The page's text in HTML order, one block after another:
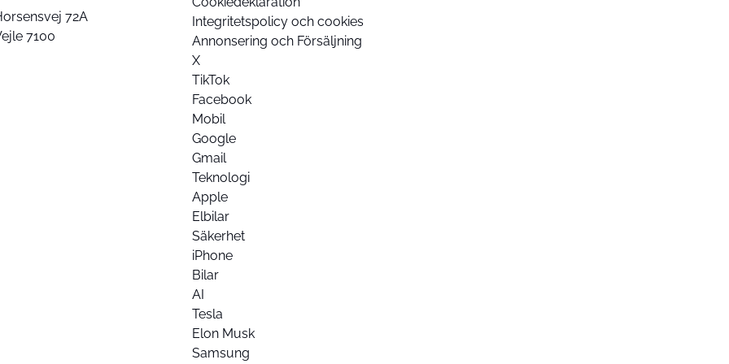
72A
7100
Integritetspolicy och cookies
Annonsering och Försäljning
X
TikTok
Facebook
Mobil
Google
Gmail
Teknologi
Apple
Elbilar
Säkerhet
iPhone
Bilar
AI
Tesla
Elon Musk
Samsung